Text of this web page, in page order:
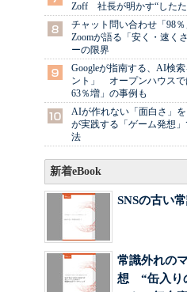
Zoff 社長が明かす“した
チャット問い合わせ「98
Zoomが語る「安く・速く
ーの限界
Googleが指南する、AI検
ント」 オープンハウスで
63％増」の事例も
AIが作れない「面白さ」
が実践する「ゲーム発想
法
新着eBook
SNSの古い
常識外れの
想 “缶入り